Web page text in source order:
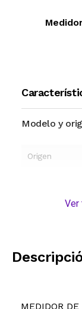
Modelo y
Origen
Ver
MEDIDOR